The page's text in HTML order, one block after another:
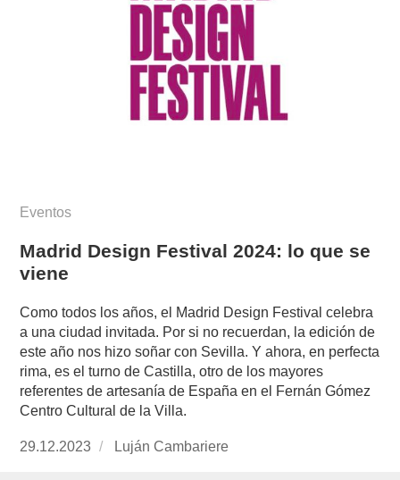
Eventos
Madrid Design Festival 2024: lo que se
viene
Como todos los años, el Madrid Design Festival celebra
a una ciudad invitada. Por si no recuerdan, la edición de
este año nos hizo soñar con Sevilla. Y ahora, en perfecta
rima, es el turno de Castilla, otro de los mayores
referentes de artesanía de España en el Fernán Gómez
Centro Cultural de la Villa.
Publicado
29.12.2023
https://www.experimenta.es/author/lujan-
Luján Cambariere